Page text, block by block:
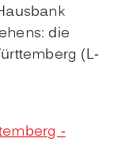
die
(L-
-